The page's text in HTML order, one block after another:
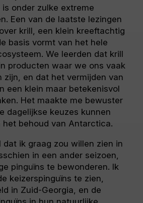
is onder zulke extreme
Een van de laatste lezingen
krill, een klein kreeftachtig
basis vormt van het hele
We leerden dat krill
producten waar we ons vaak
zijn, en dat het vermijden van
een klein maar betekenisvol
Het maakte me bewuster
dagelijkse keuzes kunnen
het behoud van Antarctica.
dat ik graag zou willen zien in
in een ander seizoen,
pinguïns te bewonderen. Ik
keizerspinguïns te zien,
in Zuid-Georgia, en de